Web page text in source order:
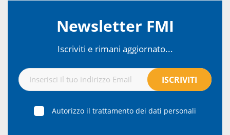
Newsletter FMI
Iscriviti e rimani aggiornato...
Autorizzo il trattamento dei dati personali